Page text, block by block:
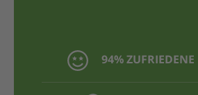
94%